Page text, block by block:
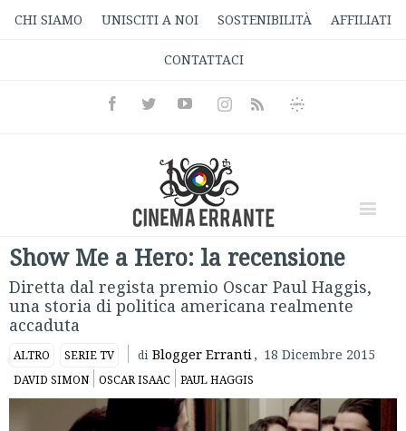
CHI SIAMO UNISCITI A NOI SOSTENIBILITÀ AFFILIATI
CONTATTACI
FacebookTwitterYoutubeInstagramRss
Informativa
Show Me a Hero: la recensione
Diretta dal regista premio Oscar Paul Haggis,
una storia di politica americana realmente
accaduta
ALTRO SERIE TV di Blogger Erranti, 18 Dicembre 2015
DAVID SIMON OSCAR ISAAC PAUL HAGGIS